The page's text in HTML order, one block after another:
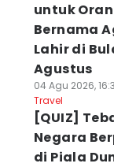
untuk
Bernama
Lahir di
Agustus
04 Agu 2026,
Travel
[QUIZ]
Negara
di Piala